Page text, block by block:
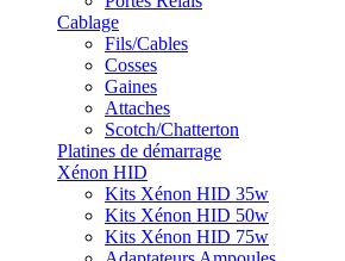
Cablage
Fils/Cables
Cosses
Gaines
Attaches
Scotch/Chatterton
Platines de démarrage
Xénon HID
Kits Xénon HID 35w
Kits Xénon HID 50w
Kits Xénon HID 75w